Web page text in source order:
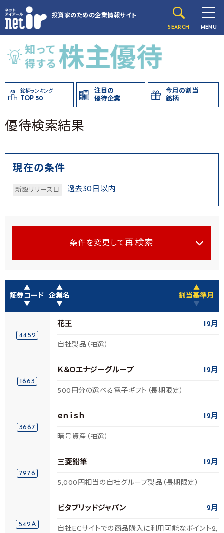
投資家のための企業情報サイト
SEARCH MENU
銘柄ランキング
TOP 50
注目の
優待企業
今月の割当
銘柄
優待検索結果
現在の条件
新設リリース日 過去30日以内
条件を変更して 再検索
▲
証券コード
▼
▲
企業名
▼
▲
割当基準月
▼
4452
花王 12月
自社製品（抽選）
1663
Ｋ＆Ｏエナジーグループ 12月
500円分の選べる電子ギフト（長期限定）
3667
ｅｎｉｓｈ 12月
暗号資産（抽選）
7976
三菱鉛筆 12月
5,000円相当の自社グループ製品（長期限定）
542A
ビタブリッドジャパン 2月
自社ECサイトでの商品購入に利用可能なポイント2,